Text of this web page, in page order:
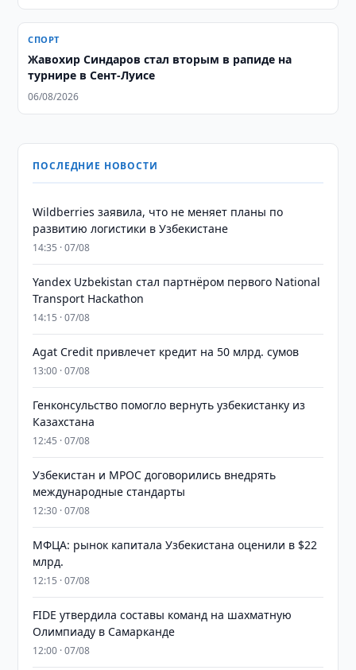
СПОРТ
Жавохир Синдаров стал вторым в рапиде на
турнире в Сент-Луисе
06/08/2026
ПОСЛЕДНИЕ НОВОСТИ
Wildberries заявила, что не меняет планы по
развитию логистики в Узбекистане
14:35 · 07/08
Yandex Uzbekistan стал партнёром первого National
Transport Hackathon
14:15 · 07/08
Agat Credit привлечет кредит на 50 млрд. сумов
13:00 · 07/08
Генконсульство помогло вернуть узбекистанку из
Казахстана
12:45 · 07/08
Узбекистан и MPOC договорились внедрять
международные стандарты
12:30 · 07/08
МФЦА: рынок капитала Узбекистана оценили в $22
млрд.
12:15 · 07/08
FIDE утвердила составы команд на шахматную
Олимпиаду в Самарканде
12:00 · 07/08